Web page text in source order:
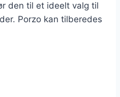
den til et ideelt valg til
Porzo kan tilberedes